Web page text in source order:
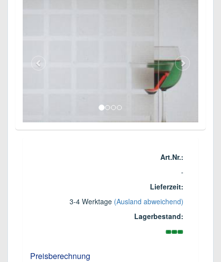
Art.Nr.:
-
Lieferzeit:
3-4 Werktage (Ausland abweichend)
Lagerbestand:
Preisberechnung